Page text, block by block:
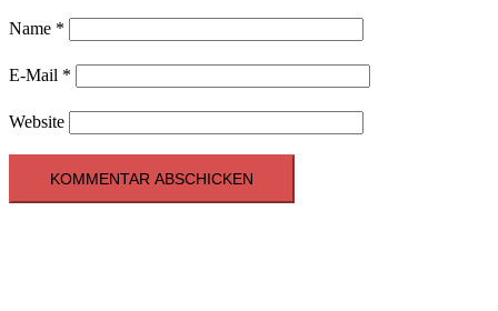
Name *
E-Mail *
Website